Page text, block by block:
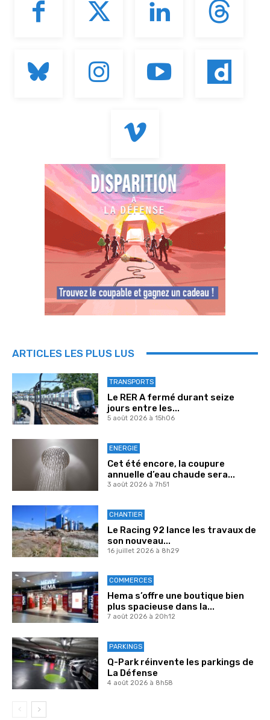
ARTICLES LES PLUS LUS
TRANSPORTS
Le RER A fermé durant seize
jours entre les...
5 août 2026 à 15h06
ENERGIE
Cet été encore, la coupure
annuelle d’eau chaude sera...
3 août 2026 à 7h51
CHANTIER
Le Racing 92 lance les travaux de
son nouveau...
16 juillet 2026 à 8h29
COMMERCES
Hema s’offre une boutique bien
plus spacieuse dans la...
7 août 2026 à 20h12
PARKINGS
Q-Park réinvente les parkings de
La Défense
4 août 2026 à 8h58